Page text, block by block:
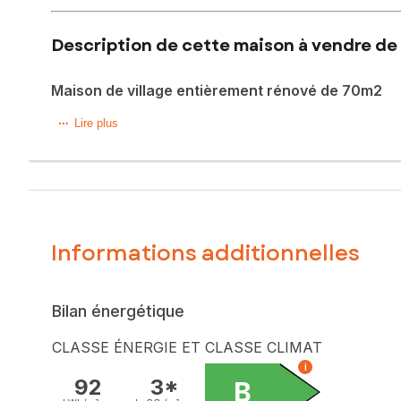
Description de cette maison à vendre de
Maison de village entièrement rénové de 70m2
Située dans le charmant village de Néoules (83136),
en plein air.
Cette maison de 1900, d'une surface habitable de 70
Les informations sur les risques auxquels ce bien est
Prix de vente : 189 000 €
Honoraires charge vendeur
Contactez votre conseiller SAFTI : Séverine CARON, Tél.
Lire plus
Informations additionnelles
Bilan énergétique
CLASSE ÉNERGIE ET CLASSE CLIMAT
92 3* B
i